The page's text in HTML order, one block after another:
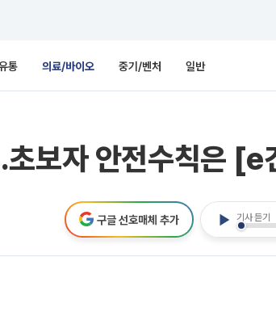
통 의료/바이오 중기/벤처 일반
보자 안전수칙은
기사 듣기
구글 선호매체 추가